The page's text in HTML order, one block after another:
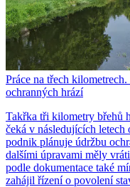
Práce na třech
ochranných hrází
Takřka tři kilometry břehů
čeká v následujících
podnik plánuje údržbu
dalšími úpravami měly
podle dokumentace také
zahájil řízení o povolení